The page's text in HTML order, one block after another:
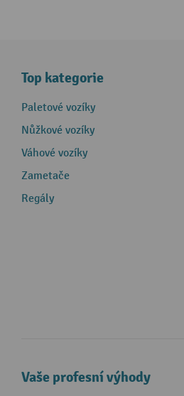
Top kategorie
Paletové vozíky
Nůžkové vozíky
Váhové vozíky
Zametače
Regály
Vaše profesní výhody